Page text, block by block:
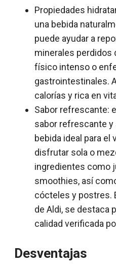
Propiedades
una bebida
puede ayudar a
minerales perdidos
físico intenso o
gastrointestinales.
calorías y rica en
Sabor refrescante:
sabor refrescante y
bebida ideal para el
disfrutar sola o
ingredientes como
smoothies, así
cócteles y postres.
de Aldi, se destaca
calidad verificada
Desventajas